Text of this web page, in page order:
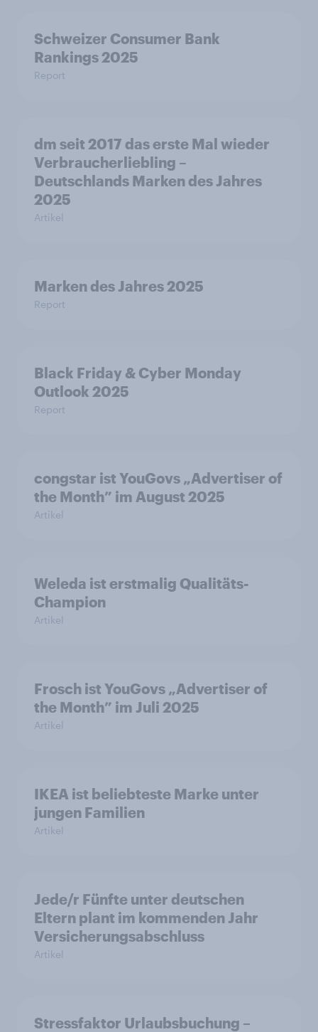
Schweizer Consumer Bank
Rankings 2025
Report
dm seit 2017 das erste Mal wieder
Verbraucherliebling –
Deutschlands Marken des Jahres
2025
Artikel
Marken des Jahres 2025
Report
Black Friday & Cyber Monday
Outlook 2025
Report
congstar ist YouGovs „Advertiser of
the Month” im August 2025
Artikel
Weleda ist erstmalig Qualitäts-
Champion
Artikel
Frosch ist YouGovs „Advertiser of
the Month” im Juli 2025
Artikel
IKEA ist beliebteste Marke unter
jungen Familien
Artikel
Jede/r Fünfte unter deutschen
Eltern plant im kommenden Jahr
Versicherungsabschluss
Artikel
Stressfaktor Urlaubsbuchung –